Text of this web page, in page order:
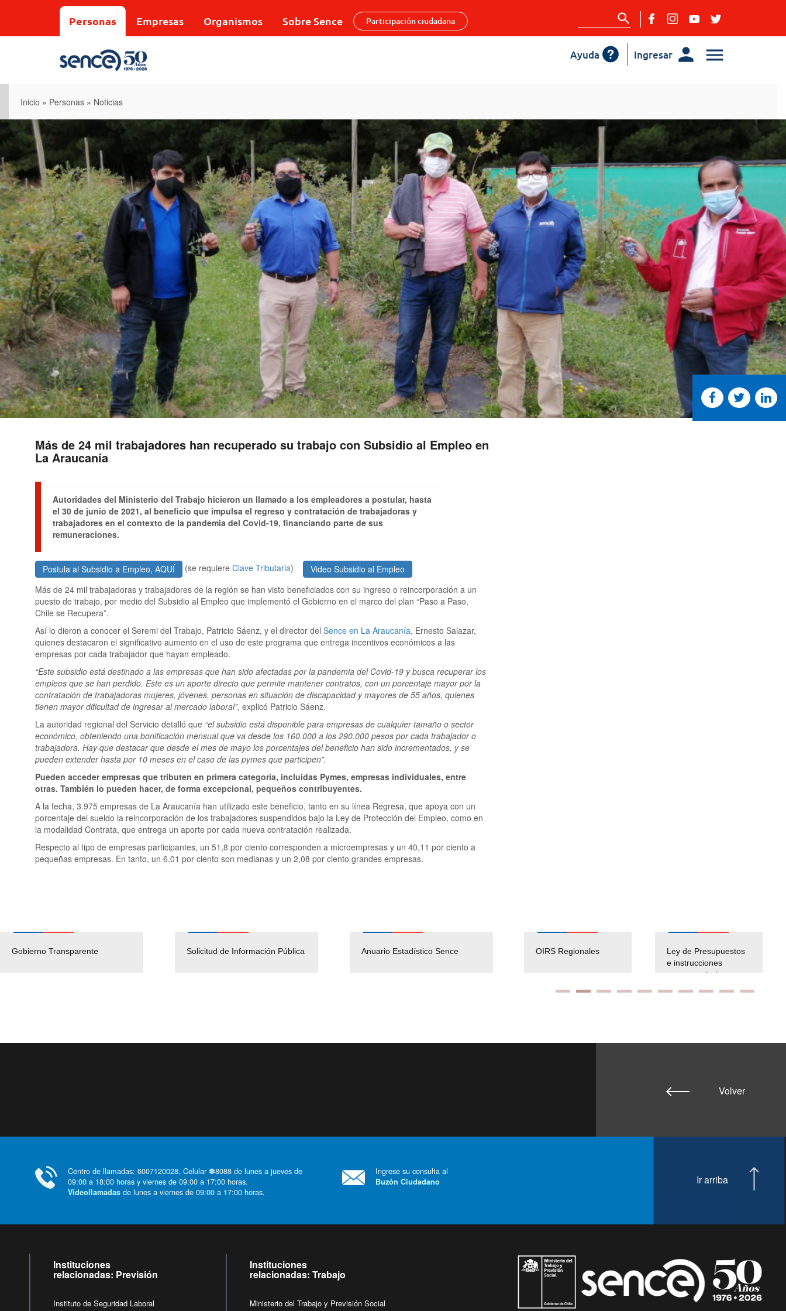
Personas Empresas Organismos Sobre Sence Participación ciudadana
Ingresar
Ayuda
Inicio » Personas » Noticias
Más de 24 mil trabajadores han recuperado su trabajo con Subsidio al Empleo en
La Araucanía
Autoridades del Ministerio del Trabajo hicieron un llamado a los empleadores a postular, hasta
el 30 de junio de 2021, al beneficio que impulsa el regreso y contratación de trabajadoras y
trabajadores en el contexto de la pandemia del Covid-19, financiando parte de sus
remuneraciones.
Postula al Subsidio a Empleo, AQUÍ (se requiere Clave Tributaria)
Video Subsidio al Empleo
Más de 24 mil trabajadoras y trabajadores de la región se han visto beneficiados con su ingreso o reincorporación a un
puesto de trabajo, por medio del Subsidio al Empleo que implementó el Gobierno en el marco del plan “Paso a Paso,
Chile se Recupera”.
Así lo dieron a conocer el Seremi del Trabajo, Patricio Sáenz, y el director del Sence en La Araucanía, Ernesto Salazar,
quienes destacaron el significativo aumento en el uso de este programa que entrega incentivos económicos a las
empresas por cada trabajador que hayan empleado.
“Este subsidio está destinado a las empresas que han sido afectadas por la pandemia del Covid-19 y busca recuperar los
empleos que se han perdido. Este es un aporte directo que permite mantener contratos, con un porcentaje mayor por la
contratación de trabajadoras mujeres, jóvenes, personas en situación de discapacidad y mayores de 55 años, quienes
tienen mayor dificultad de ingresar al mercado laboral”, explicó Patricio Sáenz.
La autoridad regional del Servicio detalló que “el subsidio está disponible para empresas de cualquier tamaño o sector
económico, obteniendo una bonificación mensual que va desde los 160.000 a los 290.000 pesos por cada trabajador o
trabajadora. Hay que destacar que desde el mes de mayo los porcentajes del beneficio han sido incrementados, y se
pueden extender hasta por 10 meses en el caso de las pymes que participen”.
Pueden acceder empresas que tributen en primera categoría, incluidas Pymes, empresas individuales, entre
otras. También lo pueden hacer, de forma excepcional, pequeños contribuyentes.
A la fecha, 3.975 empresas de La Araucanía han utilizado este beneficio, tanto en su línea Regresa, que apoya con un
porcentaje del sueldo la reincorporación de los trabajadores suspendidos bajo la Ley de Protección del Empleo, como en
la modalidad Contrata, que entrega un aporte por cada nueva contratación realizada.
Respecto al tipo de empresas participantes, un 51,8 por ciento corresponden a microempresas y un 40,11 por ciento a
pequeñas empresas. En tanto, un 6,01 por ciento son medianas y un 2,08 por ciento grandes empresas.
Gobierno Transparente Solicitud de Información Pública Anuario Estadístico Sence
Pago Proveedores
Empleos Públicos
Solicitud Audiencias y
OIRS Regionales
Ley de Presupuestos
e instrucciones
presuspuetarias
Volver
Centro de llamadas: 6007120028, Celular ✽8088 de lunes a jueves de
09:00 a 18:00 horas y viernes de 09:00 a 17:00 horas.
Videollamadas de lunes a viernes de 09:00 a 17:00 horas.
Ingrese su consulta al
Buzón Ciudadano Ir arriba
Instituciones
relacionadas: Previsión
Instituto de Seguridad Laboral
Instituciones
relacionadas: Trabajo
Ministerio del Trabajo y Previsión Social